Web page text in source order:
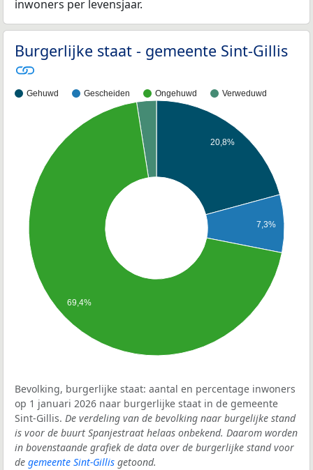
inwoners per levensjaar.
Burgerlijke staat - gemeente Sint-Gillis
Gehuwd Gescheiden Ongehuwd Verweduwd
20,8%
7,3%
69,4%
Bevolking, burgerlijke staat: aantal en percentage inwoners
op 1 januari 2026 naar burgerlijke staat in de gemeente
Sint-Gillis. De verdeling van de bevolking naar burgelijke stand
is voor de buurt Spanjestraat helaas onbekend. Daarom worden
in bovenstaande grafiek de data over de burgerlijke stand voor
de gemeente Sint-Gillis getoond.